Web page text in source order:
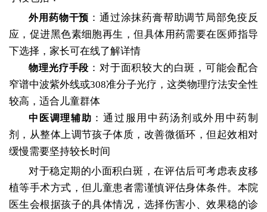
外用药物干预 ：通过涂抹药膏帮助调节局部免疫反
应，促进黑色素细胞再生，但具体用药需要在医师指导
下选择，家长可在线了解详情
物理光疗手段 ：对于面积较大的白斑，可能会配合
窄谱中波紫外线或308准分子光疗，这类物理疗法安全性
较高，适合儿童群体
中医调理辅助 ：通过服用中药汤剂或外用中药制
剂，从整体上调节孩子体质，改善微循环，但起效相对
缓慢需要坚持较长时间
对于稳定期的小面积白斑，在评估后可考虑表皮移
植等手术方式，但儿童患者需谨慎评估身体条件。本院
医生会根据孩子的具体情况，选择伤害小、效果稳的诊